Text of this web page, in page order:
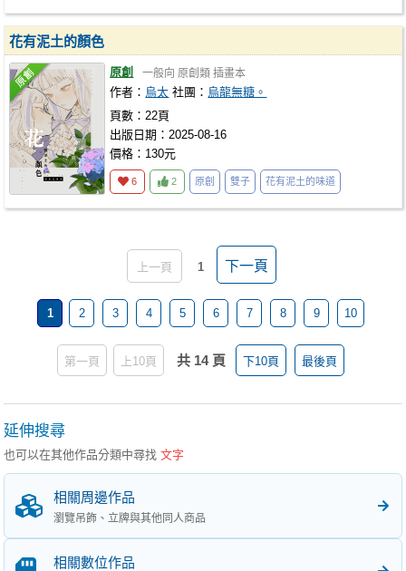
花有泥土的顏色
原創 一般向 原創類 插畫本
作者： 烏太 社團： 烏龍無糖。
頁數：22頁
出版日期：2025-08-16
價格：130元
6 2 原創 雙子 花有泥土的味道
上一頁 1 下一頁
1 2 3 4 5 6 7 8 9 10
第一頁 上10頁 共 14 頁 下10頁 最後頁
延伸搜尋
也可以在其他作品分類中尋找文字
相關周邊作品
瀏覽吊飾、立牌與其他同人商品
相關數位作品